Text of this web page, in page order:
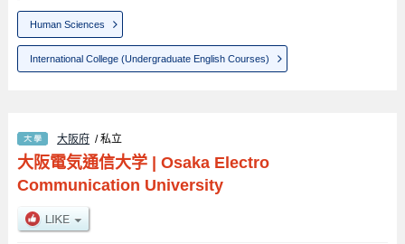
Human Sciences
International College (Undergraduate English Courses)
大阪府 / 私立
大阪電気通信大学| Osaka Electro
Communication University